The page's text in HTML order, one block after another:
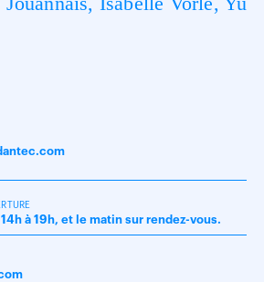
à 19h, et le matin sur rendez-vous.